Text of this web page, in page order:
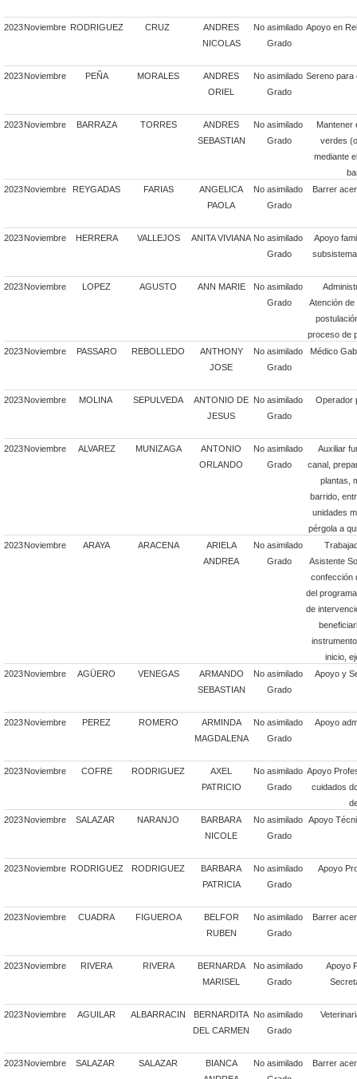
2023Noviembre RODRIGUEZ CRUZ
ANDRES
NICOLAS
No asimilado
Grado
Apoyo en
2023Noviembre PEÑA MORALES
ANDRES
ORIEL
No asimilado
Grado
Sereno para
2023Noviembre BARRAZA TORRES
ANDRES
SEBASTIAN
No asimilado
Grado
Mantener
verdes
mediante
2023Noviembre REYGADAS FARIAS
ANGELICA
PAOLA
No asimilado
Grado
Barrer
2023Noviembre HERRERA VALLEJOS ANITA VIVIANA No asimilado
Grado
Apoyo
2023Noviembre LOPEZ AGUSTO ANN MARIE
No asimilado
Grado
Atención
proceso de
2023Noviembre PASSARO REBOLLEDO
ANTHONY
JOSE
No asimilado
Grado
Médico
2023Noviembre MOLINA SEPULVEDA
ANTONIO DE
JESUS
No asimilado
Grado
Operador
2023Noviembre ALVAREZ MUNIZAGA
ANTONIO
ORLANDO
No asimilado
Grado
Auxiliar
canal,
plantas,
barrido,
unidades
pérgola a
2023Noviembre ARAYA ARACENA
ARIELA
ANDREA
No asimilado
Grado
Asistente
confección
del
de
inicio,
2023Noviembre AGÜERO VENEGAS
ARMANDO
SEBASTIAN
No asimilado
Grado
Apoyo y
2023Noviembre PEREZ ROMERO
ARMINDA
MAGDALENA
No asimilado
Grado
Apoyo
2023Noviembre COFRE RODRIGUEZ
AXEL
PATRICIO
No asimilado
Grado
Apoyo
cuidados
2023Noviembre SALAZAR NARANJO
BARBARA
NICOLE
No asimilado
Grado
Apoyo
2023Noviembre RODRIGUEZ RODRIGUEZ
BARBARA
PATRICIA
No asimilado
Grado
Apoyo
2023Noviembre CUADRA FIGUEROA
BELFOR
RUBEN
No asimilado
Grado
Barrer
2023Noviembre RIVERA RIVERA
BERNARDA
MARISEL
No asimilado
Grado
Apoyo
2023Noviembre AGUILAR ALBARRACIN
BERNARDITA
DEL CARMEN
No asimilado
Grado
2023Noviembre SALAZAR SALAZAR
BIANCA
No asimilado
Barrer